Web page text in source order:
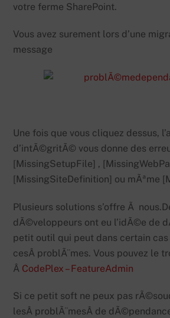
votre ferme SharePoint.
Vous avez surement lors d’une
message
Une fois que vous cliquez dessus,
d’intÃ©gritÃ© vous donne des
[MissingSetupFile] ,
[MissingSiteDefinition] ou mÃªme
Plusieurs solutions s’offre Ã
dÃ©veloppeurs ont eu l’idÃ©e de
petit outil qui peut dans certain
cesÂ problÃ¨mes. Vous pouvez le
Â CodePlex – FeatureAdmin
Si ce petit soft ne peux pas
lesÂ problÃ¨mesÂ de